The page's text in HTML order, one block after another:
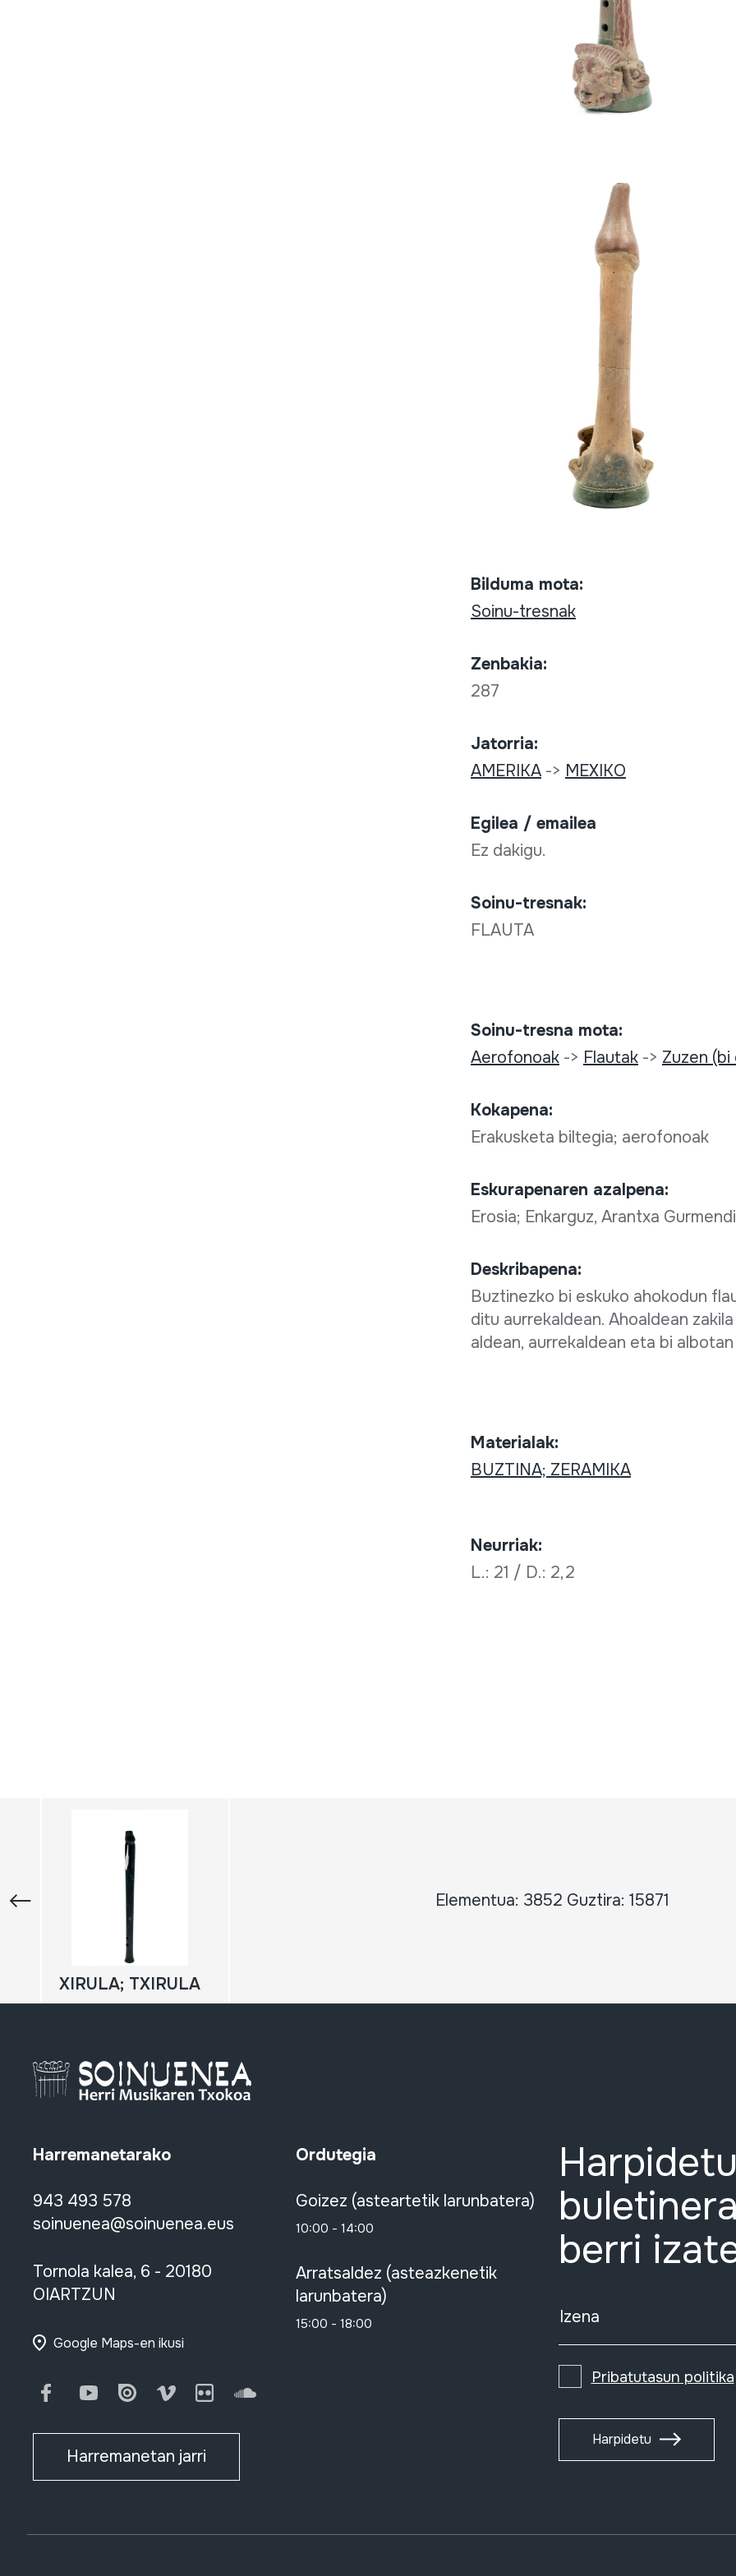
Bilduma mota:
Soinu-tresnak
Zenbakia:
287
Jatorria:
AMERIKA-> MEXIKO
Egilea / emailea
Ez dakigu.
Soinu-tresnak:
FLAUTA
Soinu-tresna mota:
Aerofonoak-> Flautak-> Zuzen (bi
Kokapena:
Erakusketa biltegia; aerofonoak
Eskurapenaren azalpena:
Erosia; Enkarguz, Arantxa
Deskribapena:
Buztinezko bi eskuko ahokodun
ditu aurrekaldean. Ahoaldean
aldean, aurrekaldean eta bi
Materialak:
BUZTINA; ZERAMIKA
Neurriak:
L.: 21 / D.: 2,2
Elementua: 3852 Guztira: 15871
XIRULA; TXIRULA
Harremanetarako
943 493 578
soinuenea@soinuenea.eus
Tornola kalea, 6 - 20180
OIARTZUN
Google Maps-en ikusi
FacebookYoutubeIssuu Vimeo FlickrSoundCloud
Harremanetan jarri
Ordutegia
Goizez (asteartetik larunbatera)
10:00 - 14:00
Arratsaldez (asteazkenetik
larunbatera)
15:00 - 18:00
berri
Izena
Pribatutasun politika
Harpidetu